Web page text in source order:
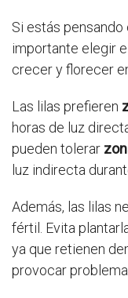
Si estás pensando
importante elegir
crecer y florecer
Las lilas prefieren
horas de luz
pueden tolerar
luz indirecta
Además, las lilas
fértil. Evita
ya que retienen
provocar